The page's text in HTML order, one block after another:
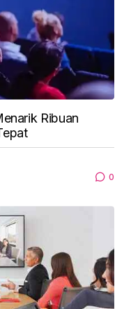
Ribuan
0